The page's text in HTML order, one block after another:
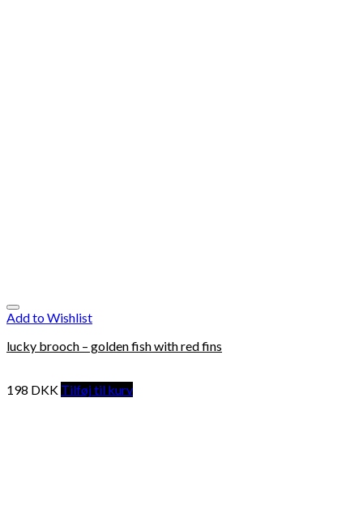
Add to Wishlist
lucky brooch – golden fish with red fins
198 DKK Tilføj til kurv